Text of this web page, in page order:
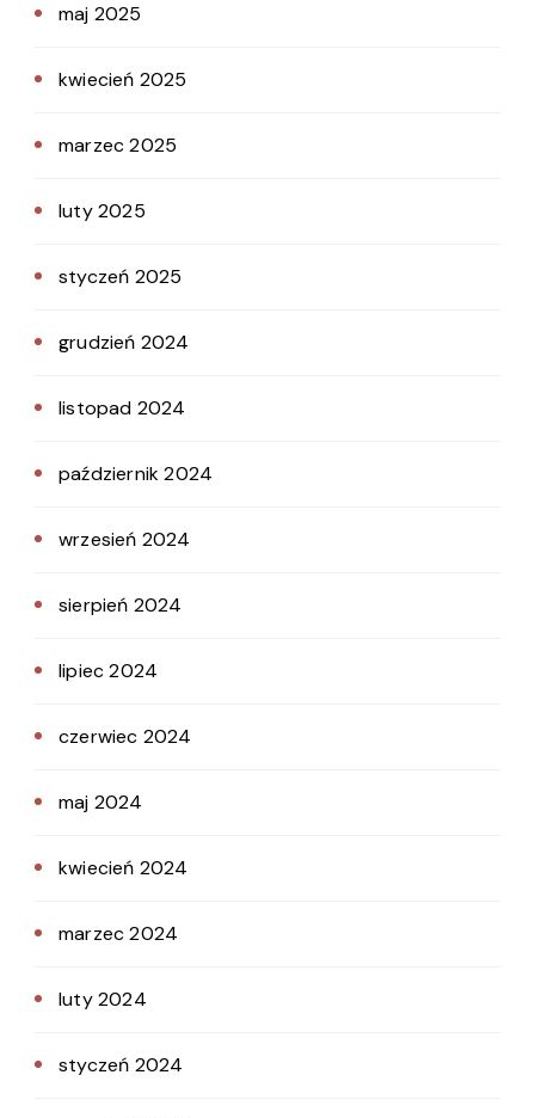
maj 2025
kwiecień 2025
marzec 2025
luty 2025
styczeń 2025
grudzień 2024
listopad 2024
październik 2024
wrzesień 2024
sierpień 2024
lipiec 2024
czerwiec 2024
maj 2024
kwiecień 2024
marzec 2024
luty 2024
styczeń 2024